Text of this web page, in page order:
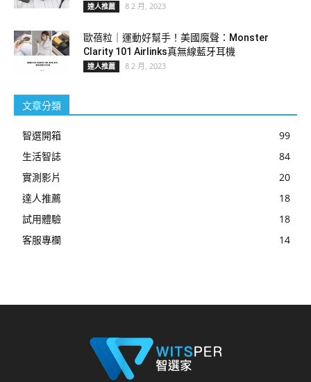
達人推薦 8 2 月, 2023
歐蓓粒｜運動好幫手！美國魔聲：Monster
Clarity 101 Airlinks真無線藍牙耳機
達人推薦 8 2 月, 2023
文章分類
智選開箱
99
生活智誌
84
實測影片
20
達人推薦
18
試用體驗
18
客服專欄
14